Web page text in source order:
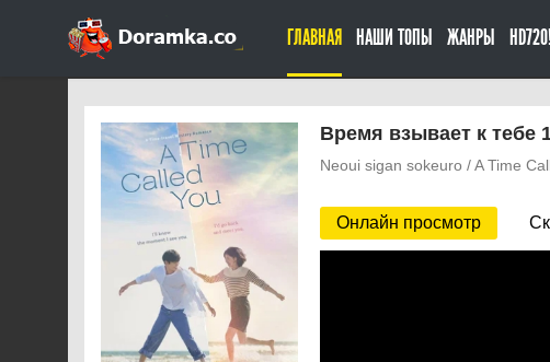
ГЛАВНАЯ НАШИ ТОПЫ ЖАНРЫ HD720!
Время взывает к тебе
Neoui sigan sokeuro / A Time
Онлайн просмотр